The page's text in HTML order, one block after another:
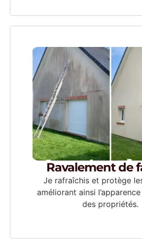
Ravalement de
Je rafraîchis et protège
améliorant ainsi
des propriétés.